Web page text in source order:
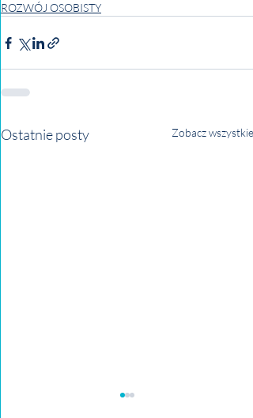
ROZWÓJ OSOBISTY
Ostatnie posty Zobacz wszystkie